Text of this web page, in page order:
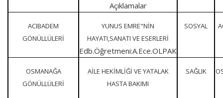
Açıklamalar
ACIBADEM
GÖNÜLLÜLERİ
YUNUS EMRE"NİN
HAYATI,SANATI VE ESERLERİ
Edb.Öğretmeni:A.Ece.OLPAK
SOSYAL
OSMANAĞA
GÖNÜLLÜLERİ
AİLE HEKİMLİĞİ VE YATALAK
HASTA BAKIMI
SAĞLIK